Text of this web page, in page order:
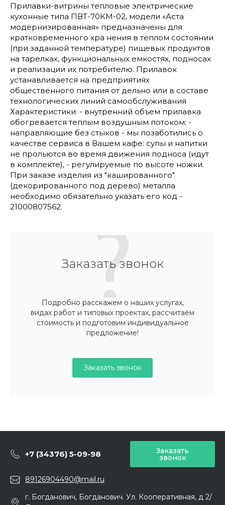
Прилавки-витрины тепловые электрические
кухонные типа ПВТ-70КМ-02, модели «Аста
модернизированная» предназначены для
кратковременного хра нения в теплом состоянии
(при заданной температуре) пищевых продуктов
на тарелках, функциональных емкостях, подносах
и реализации их потребителю. Прилавок
устанавливается на предприятиях
общественного питания от дельно или в составе
технологических линий самообслуживания
Характеристики: - внутренний объем прилавка
обогревается теплым воздушным потоком; -
направляющие без стыков - мы позаботились о
качестве сервиса в Вашем кафе: супы и напитки
не прольются во время движения подноса (идут
в комплекте), - регулируемые по высоте ножки.
При заказе изделия из "кашированного"
(декорированного под дерево) металла
необходимо обязательно указать его код -
21000807562.
Заказать звонок
Подробно расскажем о наших услугах,
видах работ и типовых проектах, рассчитаем
стоимость и подготовим индивидуальное
предложение!
Заказать звонок
+7 (34376) 5-09-98 Заказать
звонок
89126904490@mail.ru
г. Богданович, Богданович. Ул. Кооперативная, д 2/